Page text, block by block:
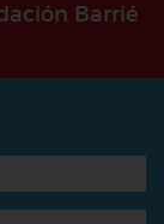
Barrié